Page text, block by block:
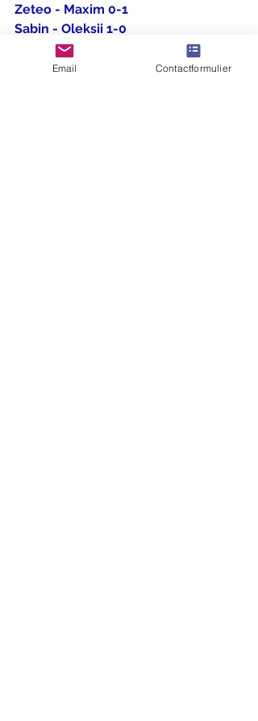
Zeteo - Maxim 0-1
Sabin - Oleksii 1-0
Jonathan - Dhruv 1-0
Jacob - Lev 1-0
Email Contactformulier